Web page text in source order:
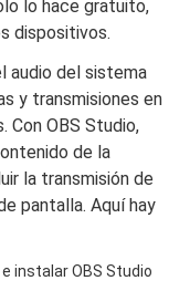
lo hace gratuito,
dispositivos.
audio del sistema
y transmisiones en
Con OBS Studio,
de la
la transmisión de
pantalla. Aquí hay
instalar OBS Studio